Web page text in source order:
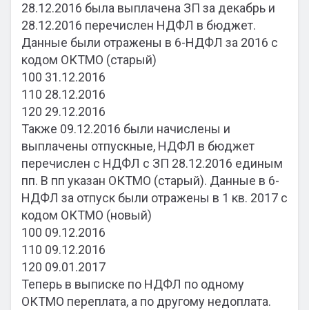
28.12.2016 была выплачена ЗП за декабрь и
28.12.2016 перечислен НДФЛ в бюджет.
Данные были отражены в 6-НДФЛ за 2016 с
кодом ОКТМО (старый)
100 31.12.2016
110 28.12.2016
120 29.12.2016
Также 09.12.2016 были начислены и
выплачены отпускные, НДФЛ в бюджет
перечислен с НДФЛ с ЗП 28.12.2016 единым
пп. В пп указан ОКТМО (старый). Данные в 6-
НДФЛ за отпуск были отражены в 1 кв. 2017 с
кодом ОКТМО (новый)
100 09.12.2016
110 09.12.2016
120 09.01.2017
Теперь в выписке по НДФЛ по одному
ОКТМО переплата, а по другому недоплата.